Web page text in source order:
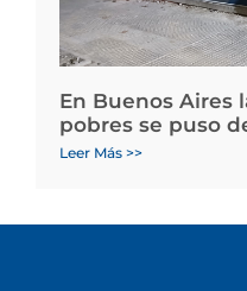
En Buenos Aires
pobres se puso
Leer Más >>